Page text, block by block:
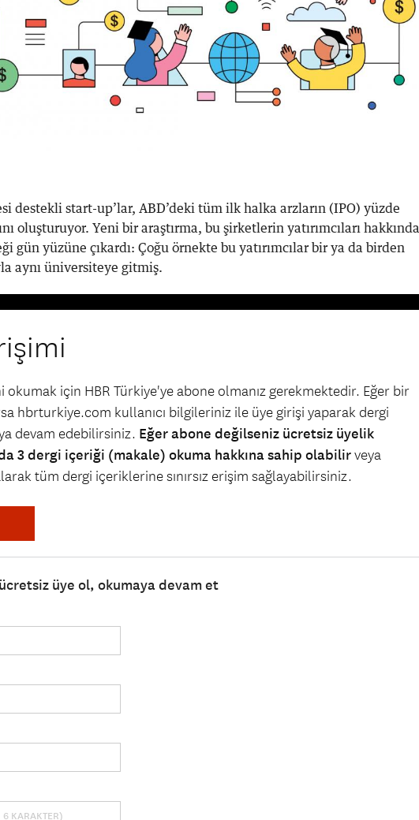
destekli start-up’lar, ABD’deki tüm ilk halka arzların (IPO) yüzde
oluşturuyor. Yeni bir araştırma, bu şirketlerin yatırımcıları hakkında
gün yüzüne çıkardı: Çoğu örnekte bu yatırımcılar bir ya da birden
aynı üniversiteye gitmiş.
okumak için HBR Türkiye'ye abone olmanız gerekmektedir. Eğer bir
hbrturkiye.com kullanıcı bilgileriniz ile üye girişi yaparak dergi
devam edebilirsiniz. Eğer abone değilseniz ücretsiz üyelik
3 dergi içeriği (makale) okuma hakkına sahip olabilirveya
tüm dergi içeriklerine sınırsız erişim sağlayabilirsiniz.
üye ol, okumaya devam et